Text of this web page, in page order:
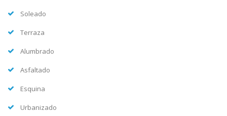
Soleado
Terraza
Alumbrado
Asfaltado
Esquina
Urbanizado